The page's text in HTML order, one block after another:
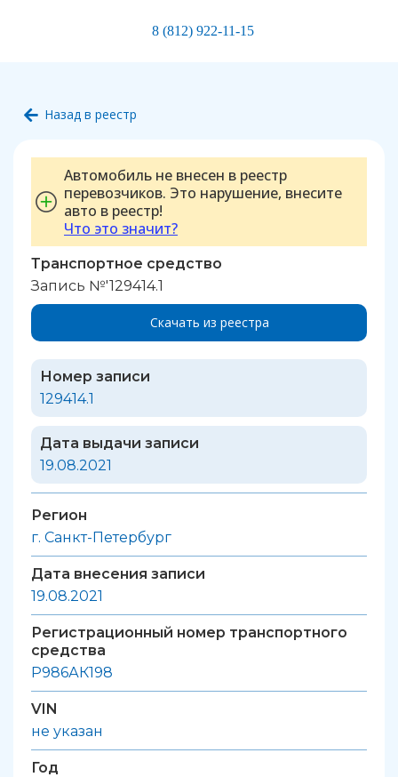
8 (812) 922-11-15
Назад в реестр
Автомобиль не внесен в реестр
перевозчиков. Это нарушение, внесите
авто в реестр!
Что это значит?
Транспортное средство
Запись №'129414.1
Скачать из реестра
Номер записи
129414.1
Дата выдачи записи
19.08.2021
Регион
г. Санкт-Петербург
Дата внесения записи
19.08.2021
Регистрационный номер транспортного
средства
Р986АК198
VIN
не указан
Год